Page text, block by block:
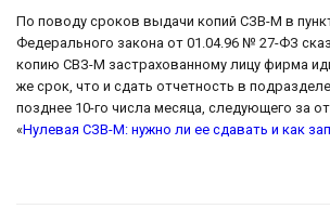
По поводу сроков выдачи копий СЗВ-М в
Федерального закона от 01.04.96 № 27-ФЗ
копию СВЗ-М застрахованному лицу фирма
же срок, что и сдать отчетность в
позднее 10-го числа месяца, следующего за
«Нулевая СЗВ-М: нужно ли ее сдавать и как